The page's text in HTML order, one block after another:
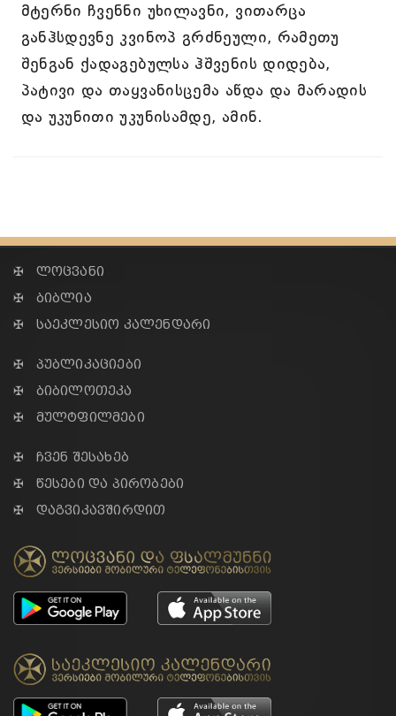
მტერნი ჩვენნი უხილავნი, ვითარცა
განჰსდევნე კვინოპ გრძნეული, რამეთუ
შენგან ქადაგებულსა ჰშვენის დიდება,
პატივი და თაყვანისცემა აწდა და მარადის
და უკუნითი უკუნისამდე, ამინ.
✠ ლოცვანი
✠ ბიბლია
✠ საეკლესიო კალენდარი
✠ პუბლიკაციები
✠ ბიბილოთეკა
✠ მულტფილმები
✠ ჩვენ შესახებ
✠ წესები და პირობები
✠ დაგვიკავშირდით